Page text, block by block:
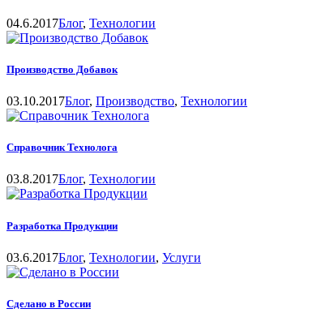
04.6.2017Блог, Технологии
Производство Добавок
03.10.2017Блог, Производство, Технологии
Справочник Технолога
03.8.2017Блог, Технологии
Разработка Продукции
03.6.2017Блог, Технологии, Услуги
Сделано в России